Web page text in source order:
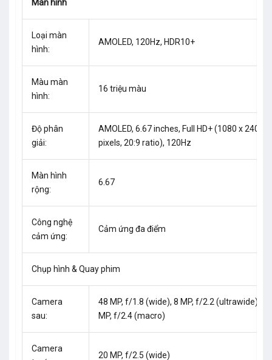
Màn hình
Loại màn
hình:
AMOLED, 120Hz, HDR10+
Màu màn
hình:
16 triệu màu
Độ phân
giải:
AMOLED, 6.67 inches, Full HD+ (1080 x 2400
pixels, 20:9 ratio), 120Hz
Màn hình
rộng:
6.67
Công nghệ
cảm ứng:
Cảm ứng đa điểm
Chụp hình & Quay phim
Camera
sau:
48 MP, f/1.8 (wide), 8 MP, f/2.2 (ultrawide), 5
MP, f/2.4 (macro)
Camera
20 MP, f/2.5 (wide)